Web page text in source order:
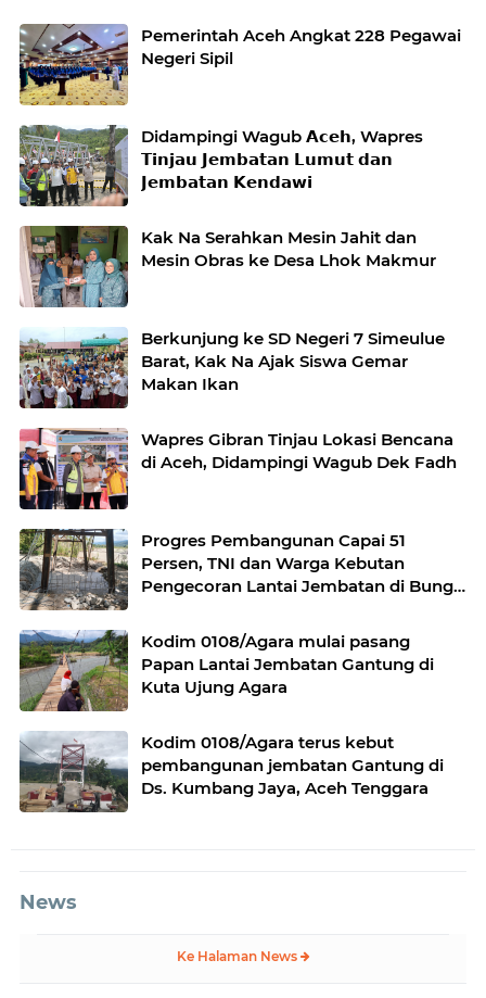
Pemerintah Aceh Angkat 228 Pegawai
Negeri Sipil
Didampingi Wagub 𝗔𝗰𝗲𝗵, Wapres
𝗧𝗶𝗻𝗷𝗮𝘂 𝗝𝗲𝗺𝗯𝗮𝘁𝗮𝗻 𝗟𝘂𝗺𝘂𝘁 𝗱𝗮𝗻
𝗝𝗲𝗺𝗯𝗮𝘁𝗮𝗻 𝗞𝗲𝗻𝗱𝗮𝘄𝗶
Kak Na Serahkan Mesin Jahit dan
Mesin Obras ke Desa Lhok Makmur
Berkunjung ke SD Negeri 7 Simeulue
Barat, Kak Na Ajak Siswa Gemar
Makan Ikan
Wapres Gibran Tinjau Lokasi Bencana
di Aceh, Didampingi Wagub Dek Fadh
Progres Pembangunan Capai 51
Persen, TNI dan Warga Kebutan
Pengecoran Lantai Jembatan di Bunga
Kodim 0108/Agara mulai pasang
Papan Lantai Jembatan Gantung di
Kuta Ujung Agara
Kodim 0108/Agara terus kebut
pembangunan jembatan Gantung di
Ds. Kumbang Jaya, Aceh Tenggara
News
Ke Halaman News